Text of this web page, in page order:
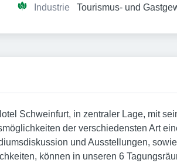
Industrie
Tourismus- und
Schweinfurt, in zentraler Lage, mit
der verschiedensten Art
und Ausstellungen,
können in unseren 6